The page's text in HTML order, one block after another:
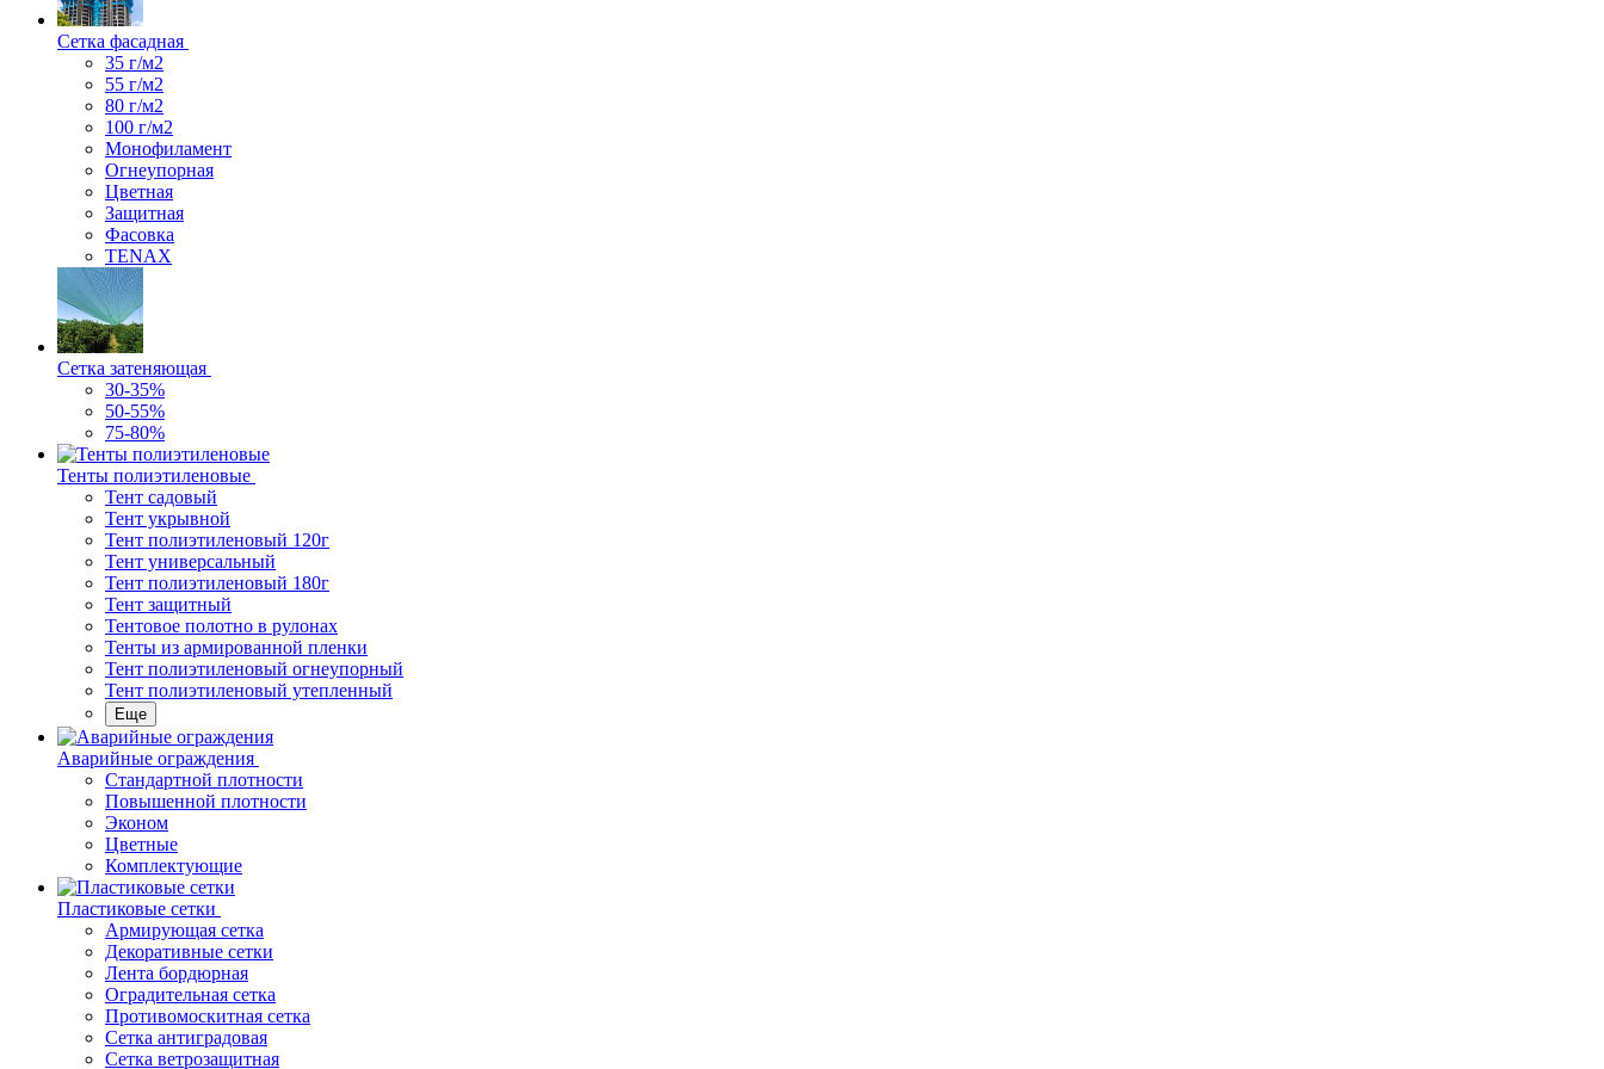
Сетка фасадная
35 г/м2
55 г/м2
80 г/м2
100 г/м2
Монофиламент
Огнеупорная
Цветная
Защитная
Фасовка
TENAX
Сетка затеняющая
30-35%
50-55%
75-80%
Тенты полиэтиленовые
Тент садовый
Тент укрывной
Тент полиэтиленовый 120г
Тент универсальный
Тент полиэтиленовый 180г
Тент защитный
Тентовое полотно в рулонах
Тенты из армированной пленки
Тент полиэтиленовый огнеупорный
Тент полиэтиленовый утепленный
Еще
Аварийные ограждения
Стандартной плотности
Повышенной плотности
Эконом
Цветные
Комплектующие
Пластиковые сетки
Армирующая сетка
Декоративные сетки
Лента бордюрная
Оградительная сетка
Противомоскитная сетка
Сетка антиградовая
Сетка ветрозащитная